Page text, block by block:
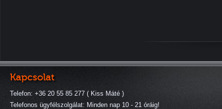
Kapcsolat
Telefon: +36 20 55 85 277 ( Kiss Máté )
Telefonos ügyfélszolgálat: Minden nap 10 - 21 óráig!